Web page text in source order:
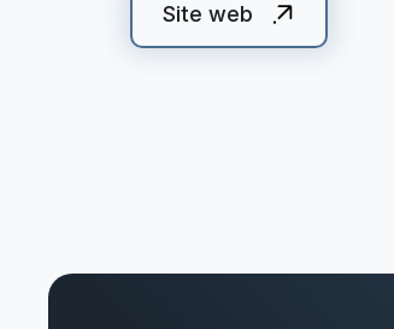
Site web